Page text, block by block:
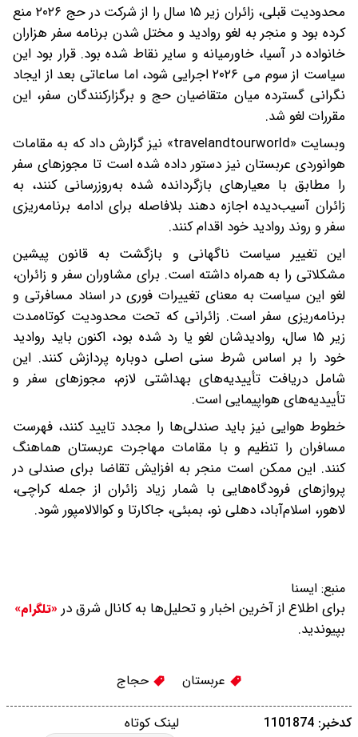
محدودیت قبلی، زائران زیر ۱۵ سال را از شرکت در حج ۲۰۲۶ منع
کرده بود و منجر به لغو روادید و مختل شدن برنامه سفر هزاران
خانواده در آسیا، خاورمیانه و سایر نقاط شده بود. قرار بود این
سیاست از سوم می ۲۰۲۶ اجرایی شود، اما ساعاتی بعد از ایجاد
نگرانی گسترده میان متقاضیان حج و برگزارکنندگان سفر، این
مقررات لغو شد.
وبسایت «travelandtourworld» نیز گزارش داد که به مقامات
هوانوردی عربستان نیز دستور داده شده است تا مجوزهای سفر
را مطابق با معیارهای بازگردانده شده به‌روزرسانی کنند، به
زائران آسیب‌دیده اجازه دهند بلافاصله برای ادامه برنامه‌ریزی
سفر و روند روادید خود اقدام کنند.
این تغییر سیاست ناگهانی و بازگشت به قانون پیشین
مشکلاتی را به همراه داشته است. برای مشاوران سفر و زائران،
لغو این سیاست به معنای تغییرات فوری در اسناد مسافرتی و
برنامه‌ریزی سفر است. زائرانی که تحت محدودیت کوتاه‌مدت
زیر ۱۵ سال، روادیدشان لغو یا رد شده بود، اکنون باید روادید
خود را بر اساس شرط سنی اصلی دوباره پردازش کنند. این
شامل دریافت تأییدیه‌های بهداشتی لازم، مجوزهای سفر و
تأییدیه‌های هواپیمایی است.
خطوط هوایی نیز باید صندلی‌ها را مجدد تایید کنند، فهرست
مسافران را تنظیم و با مقامات مهاجرت عربستان هماهنگ
کنند. این ممکن است منجر به افزایش تقاضا برای صندلی در
پروازهای فرودگاه‌هایی با شمار زیاد زائران از جمله کراچی،
لاهور، اسلام‌آباد، دهلی نو، بمبئی، جاکارتا و کوالالامپور شود.
منبع: ایسنا
برای اطلاع از آخرین اخبار و تحلیل‌ها به کانال شرق در «تلگرام»
بپیوندید.
عربستان حجاج
لینک کوتاه کدخبر: 1101874